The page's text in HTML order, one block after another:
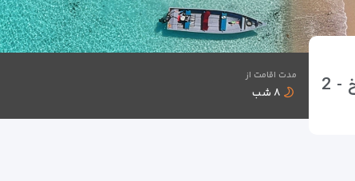
تور 3 شب زوریخ - 2 شب مونیخ - 2
مدت اقامت از
۸ شب